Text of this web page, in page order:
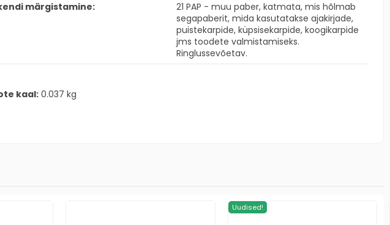
märgistamine:
21 PAP - muu paber, katmata, mis hõlmab
segapaberit, mida kasutatakse ajakirjade,
puistekarpide, küpsisekarpide, koogikarpide
jms toodete valmistamiseks.
Ringlussevõetav.
kaal:0.037 kg
Uudised!